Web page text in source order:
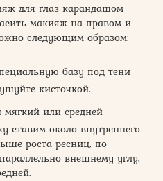
для глаз карандашом
макияж на правом и
следующим образом:
базу под тени
кисточкой.
или средней
ставим около внутреннего
роста ресниц, по
внешнему углу,